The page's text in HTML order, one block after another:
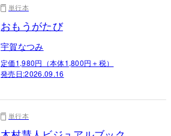
単行本
おもうがたび
宇賀なつみ
定価1,980円（本体1,800円＋税）
発売日:2026.09.16
単行本